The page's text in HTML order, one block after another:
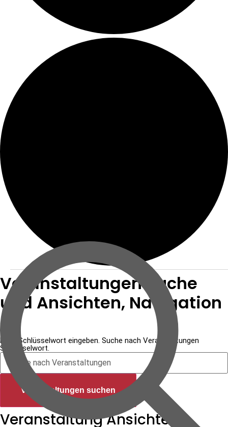
Veranstaltungen Suche
und Ansichten, Navigation
Suche
Bitte Schlüsselwort eingeben. Suche nach Veranstaltungen
Schlüsselwort.
Veranstaltungen suchen
Veranstaltung Ansichten-